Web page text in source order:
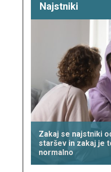
Najstniki
Zakaj se najstniki
staršev in zakaj je
normalno